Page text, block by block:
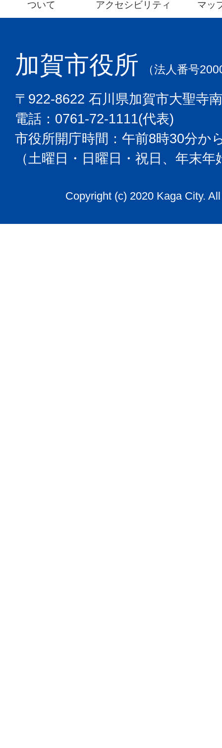
ついて アクセシビリティ マッ
加賀市役所 （法人番号
〒922-8622 石川県加賀市大聖寺
電話：0761-72-1111(代表)
市役所開庁時間：午前8時30分か
（土曜日・日曜日・祝日、年末
Copyright (c) 2020 Kaga City.